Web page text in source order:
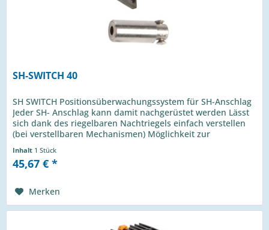
SH-SWITCH 40
SH SWITCH Positionsüberwachungssystem für SH-Anschlag
Jeder SH- Anschlag kann damit nachgerüstet werden Lässt
sich dank des riegelbaren Nachtriegels einfach verstellen
(bei verstellbaren Mechanismen) Möglichkeit zur
Inhalt 1 Stück
45,67 € *
Merken